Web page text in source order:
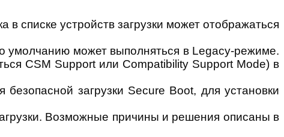
устройств загрузки может отображаться
умолчанию может выполняться в Legacy-режиме.
CSM Support или Compatibility Support Mode) в
загрузки Secure Boot, для установки
Возможные причины и решения описаны в